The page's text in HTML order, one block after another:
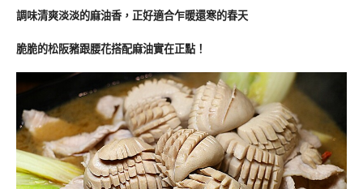
調味清爽淡淡的麻油香，正好適合乍暖還寒的春天
脆脆的松阪豬跟腰花搭配麻油實在正點！